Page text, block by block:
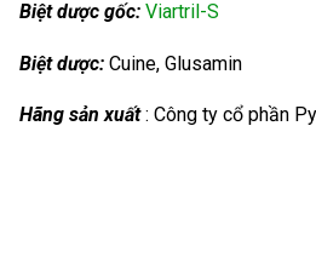
Biệt dược gốc: Viartril-S
Biệt dược: Cuine, Glusamin
Hãng sản xuất: Công ty cổ phần